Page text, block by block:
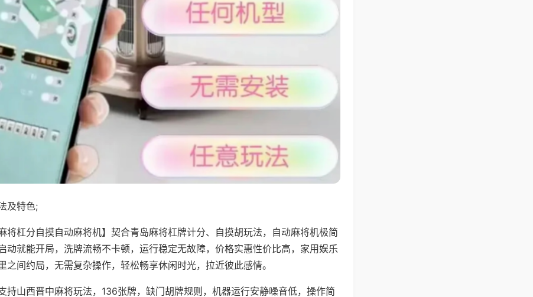
及特色;
将杠分自摸自动麻将机】契合青岛麻将杠牌计分、自摸胡玩法，自动麻将机极简
动就能开局，洗牌流畅不卡顿，运行稳定无故障，价格实惠性价比高，家用娱乐
之间约局，无需复杂操作，轻松畅享休闲时光，拉近彼此感情。
持山西晋中麻将玩法，136张牌，缺门胡牌规则，机器运行安静噪音低，操作简